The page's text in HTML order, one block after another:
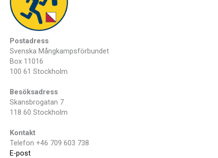
Postadress
Svenska Mångkampsförbundet
Box 11016
100 61 Stockholm
Besöksadress
Skansbrogatan 7
118 60 Stockholm
Kontakt
Telefon +46 709 603 738
E-post